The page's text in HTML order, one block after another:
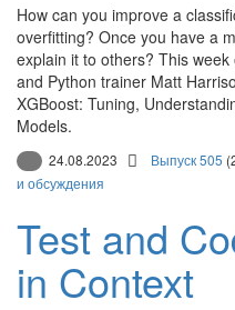
How can you improve a
overfitting? Once you have a
explain it to others? This
and Python trainer Matt
XGBoost: Tuning,
Models.
24.08.2023 Выпуск 505
и обсуждения
Test and
in Context